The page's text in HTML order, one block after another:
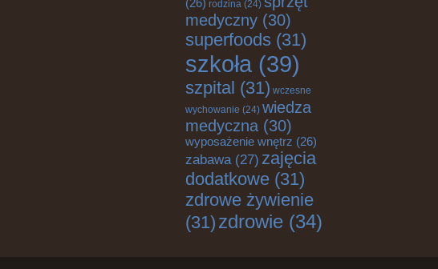
(26) rodzina (24)
medyczny (30)
superfoods (31)
szkoła (39)
szpital (31) wczesne
wychowanie (24) wiedza
medyczna (30)
wyposażenie wnętrz (26)
zabawa(27) zajęcia
dodatkowe (31)
zdrowe żywienie
(31) zdrowie (34)